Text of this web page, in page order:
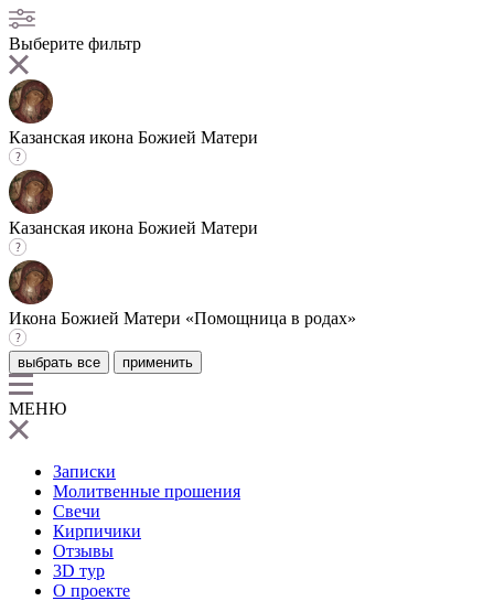
Выберите фильтр
Казанская икона Божией Матери
Казанская икона Божией Матери
Икона Божией Матери «Помощница в родах»
выбрать все применить
МЕНЮ
Записки
Молитвенные прошения
Свечи
Кирпичики
Отзывы
3D тур
О проекте